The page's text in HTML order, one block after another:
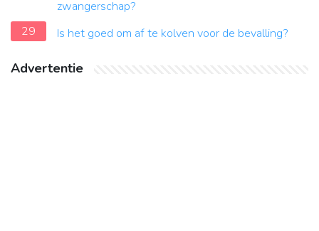
zwangerschap?
29
Is het goed om af te kolven voor de bevalling?
Advertentie